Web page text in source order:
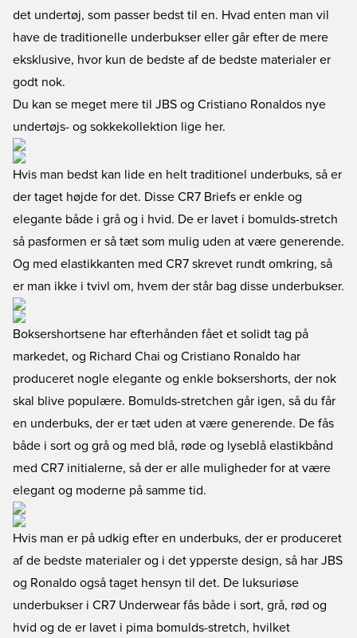
det undertøj, som passer bedst til en. Hvad enten man vil
have de traditionelle underbukser eller går efter de mere
eksklusive, hvor kun de bedste af de bedste materialer er
godt nok.
Du kan se meget mere til JBS og Cristiano Ronaldos nye
undertøjs- og sokkekollektion lige her.
Hvis man bedst kan lide en helt traditionel underbuks, så er
der taget højde for det. Disse CR7 Briefs er enkle og
elegante både i grå og i hvid. De er lavet i bomulds-stretch
så pasformen er så tæt som mulig uden at være generende.
Og med elastikkanten med CR7 skrevet rundt omkring, så
er man ikke i tvivl om, hvem der står bag disse underbukser.
Boksershortsene har efterhånden fået et solidt tag på
markedet, og Richard Chai og Cristiano Ronaldo har
produceret nogle elegante og enkle boksershorts, der nok
skal blive populære. Bomulds-stretchen går igen, så du får
en underbuks, der er tæt uden at være generende. De fås
både i sort og grå og med blå, røde og lyseblå elastikbånd
med CR7 initialerne, så der er alle muligheder for at være
elegant og moderne på samme tid.
Hvis man er på udkig efter en underbuks, der er produceret
af de bedste materialer og i det ypperste design, så har JBS
og Ronaldo også taget hensyn til det. De luksuriøse
underbukser i CR7 Underwear fås både i sort, grå, rød og
hvid og de er lavet i pima bomulds-stretch, hvilket